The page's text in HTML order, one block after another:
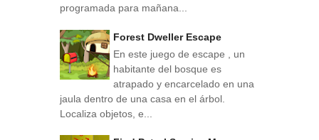
programada para mañana...
Forest Dweller Escape
En este juego de escape , un
habitante del bosque es
atrapado y encarcelado en una
jaula dentro de una casa en el árbol.
Localiza objetos, e...